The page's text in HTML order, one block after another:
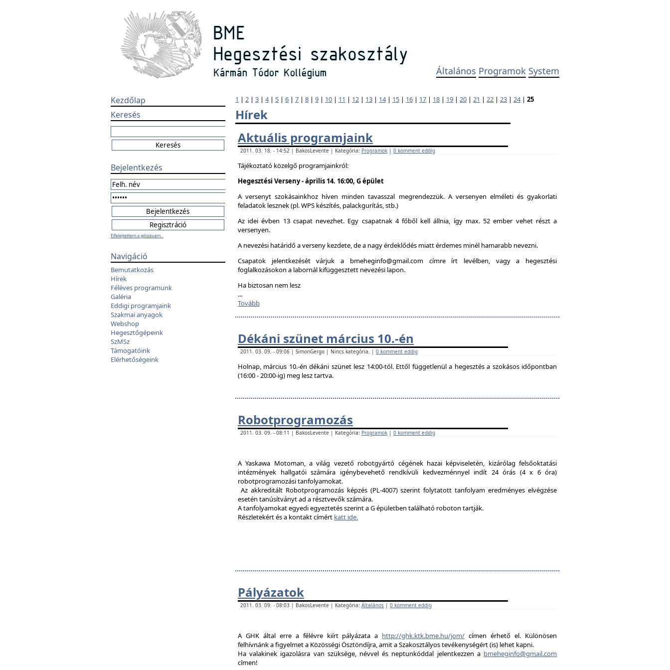
Általános Programok System
Kezdőlap
Keresés
Bejelentkezés
Elfelejtettem a jelszavam...
Navigáció
Bemutatkozás
Hírek
Féléves programunk
Galéria
Eddigi programjaink
Szakmai anyagok
Webshop
Hegesztőgépeink
SzMSz
Támogatóink
Elérhetőségeink
1 | 2 | 3 | 4| 5 | 6 | 7 | 8 | 9 | 10 | 11 | 12 | 13 | 14| 15 | 16 | 17 | 18 | 19 | 20 | 21 | 22 | 23 | 24| 25
Hírek
Aktuális programjaink
2011. 03. 18. - 14:52 | BakosLevente | Kategória: Programok | 0 komment eddig
Tájékoztató közelgő programjainkról:
Hegesztési Verseny - április 14. 16:00, G épület
A versenyt szokásainkhoz híven minden tavasszal megrendezzük. A versenyen elméleti és gyakorlati
feladatok lesznek (pl. WPS készítés, palackgurítás, stb.)
Az idei évben 13 csapat nevezhet. Egy csapatnak 4 főből kell állnia, így max. 52 ember vehet részt a
versenyen.
A nevezési határidő a verseny kezdete, de a nagy érdeklődés miatt érdemes minél hamarabb nevezni.
Csapatok jelentkezését várjuk a bmeheginfo@gmail.com címre írt levélben, vagy a hegesztési
foglalkozásokon a labornál kifüggesztett nevezési lapon.
Ha biztosan nem lesz
...
Tovább
Dékáni szünet március 10.-én
2011. 03. 09. - 09:06 | SimonGergo | Nincs kategória. | 0 komment eddig
Holnap, március 10.-én dékáni szünet lesz 14:00-tól. Ettől függetlenül a hegesztés a szokásos időpontban
(16:00 - 20:00-ig) meg lesz tartva.
Robotprogramozás
2011. 03. 09. - 08:11 | BakosLevente | Kategória: Programok | 0 komment eddig
A Yaskawa Motoman, a világ vezető robotgyártó cégének hazai képviseletén, kizárólag felsőoktatási
intézmények hallgatói számára igénybevehető rendkívüli kedvezménnyel indít 24 órás (4 x 6 óra)
robotprogramozási tanfolyamokat.
Az akkreditált Robotprogramozás képzés (PL-4007) szerint folytatott tanfolyam eredményes elvégzése
esetén tanúsítványt ad a résztvevők számára.
A tanfolyamokat egyedi egyeztetés szerint a G épületben található roboton tartják.
Részletekért és a kontakt címért katt ide.
Pályázatok
2011. 03. 09. - 08:03 | BakosLevente | Kategória: Általános | 0 komment eddig
A GHK által erre a félévre kiírt pályázata a http://ghk.ktk.bme.hu/jom/ címen érhető el. Különösen
felhívnánk a figyelmet a Közösségi Ösztöndíjra, amit a Szakosztályos tevékenységért (is) lehet kapni.
Ha valakinek igazolásra van szüksége, névvel és neptunkóddal jelentkezzen a bmeheginfo@gmail.com
címen!